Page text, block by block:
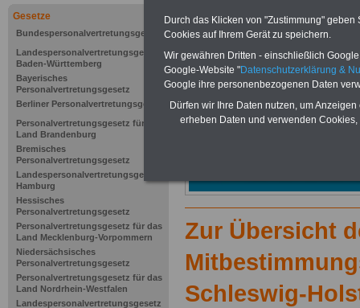
Gesetze
Bundespersonalvertretungsgesetz
Landespersonalvertretungsgesetz
Baden-Württemberg
Bayerisches
Personalvertretungsgesetz
Berliner Personalvertretungsgesetz
Personalvertretungsgesetz für das
Land Brandenburg
Bremisches
Personalvertretungsgesetz
Landespersonalvertretungsgesetz
Hamburg
Hessisches
Personalvertretungsgesetz
Personalvertretungsgesetz für das
Land Mecklenburg-Vorpommern
Niedersächsisches
Personalvertretungsgesetz
Personalvertretungsgesetz für das
Land Nordrhein-Westfalen
Landespersonalvertretungsgesetz
Zur Übersicht
Schleswig-
Durch das Klicken von "Zustimmung"
Cookies auf Ihrem Gerät zu speichern.
Wir gewähren Dritten - einschließlich
Google-Website "Datenschutzerklärung &
Google ihre personenbezogenen Daten
Dürfen wir Ihre Daten nutzen, um
erheben Daten und verwenden